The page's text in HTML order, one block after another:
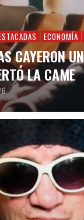
ECONOMÍA
CAYERON
LA CAME